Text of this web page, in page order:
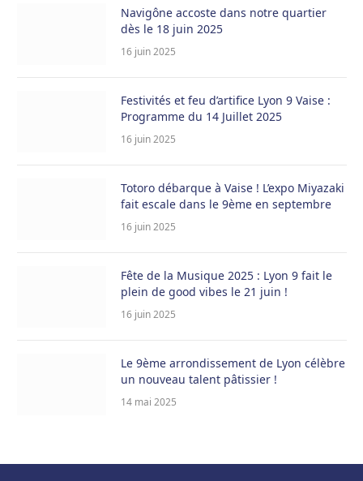
Navigône accoste dans notre quartier
dès le 18 juin 2025
16 juin 2025
Festivités et feu d’artifice Lyon 9 Vaise :
Programme du 14 Juillet 2025
16 juin 2025
Totoro débarque à Vaise ! L’expo Miyazaki
fait escale dans le 9ème en septembre
16 juin 2025
Fête de la Musique 2025 : Lyon 9 fait le
plein de good vibes le 21 juin !
16 juin 2025
Le 9ème arrondissement de Lyon célèbre
un nouveau talent pâtissier !
14 mai 2025